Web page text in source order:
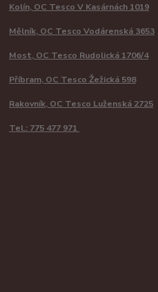
Kolín, OC Tesco V Kasárnách 1019
Mělník, OC Tesco Vodárenská 3653
Most, OC Tesco Rudolická 1706/4
Příbram, OC Tesco Žežická 598
Rakovník, OC Tesco Luženská 2725
Tel.: 775 477 971